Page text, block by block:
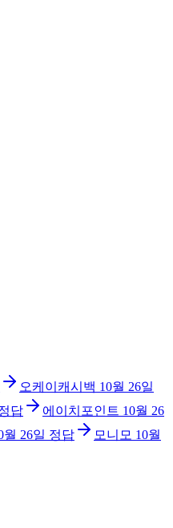
오케이캐시백 10월 26일
답 에이치포인트 10월 26
월 26일 정답 모니모 10월